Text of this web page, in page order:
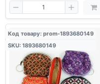
Код товару: prom-1893680149
SKU: 1893680149